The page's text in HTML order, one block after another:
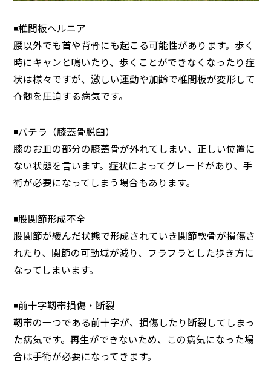
◾️椎間板ヘルニア
腰以外でも首や背骨にも起こる可能性があります。歩く
時にキャンと鳴いたり、歩くことができなくなったり症
状は様々ですが、激しい運動や加齢で椎間板が変形して
脊髄を圧迫する病気です。
◾️パテラ（膝蓋骨脱臼）
膝のお皿の部分の膝蓋骨が外れてしまい、正しい位置に
ない状態を言います。症状によってグレードがあり、手
術が必要になってしまう場合もあります。
◾️股関節形成不全
股関節が緩んだ状態で形成されていき関節軟骨が損傷さ
れたり、関節の可動域が減り、フラフラとした歩き方に
なってしまいます。
◾️前十字靭帯損傷・断裂
靭帯の一つである前十字が、損傷したり断裂してしまっ
た病気です。再生ができないため、この病気になった場
合は手術が必要になってきます。